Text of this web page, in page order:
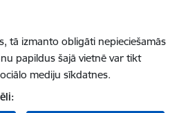
tā izmanto obligāti nepieciešamās
papildus šajā vietnē var tikt
mediju sīkdatnes.